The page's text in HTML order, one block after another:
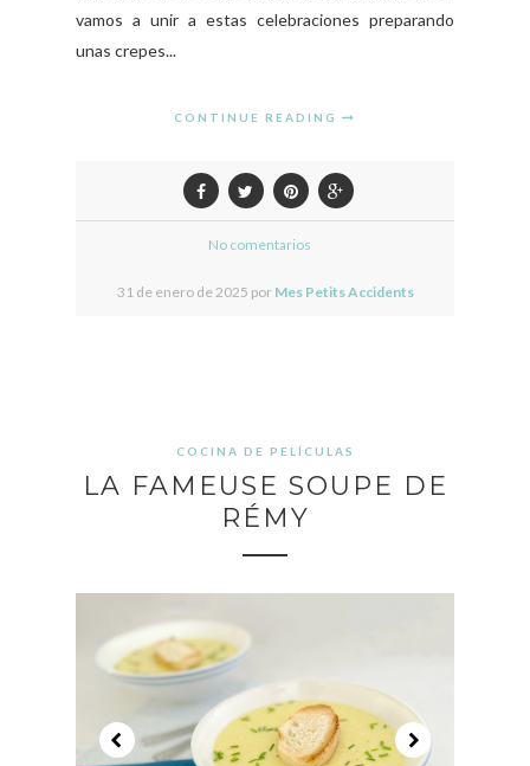
vamos a unir a estas celebraciones preparando
unas crepes...
CONTINUE READING
No comentarios
31 de enero de 2025 por Mes Petits Accidents
COCINA DE PELÍCULAS
LA FAMEUSE SOUPE DE
RÉMY